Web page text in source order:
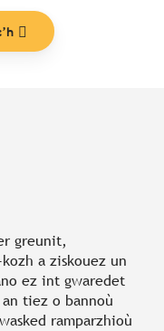
greunit,
a ziskouez un
ez int gwaredet
tiez o bannoù
ramparzhioù